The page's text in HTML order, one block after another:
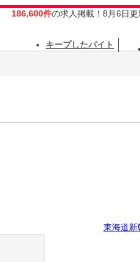
186,600件の求人掲載！8月6日更
キープしたバイト
東海道新